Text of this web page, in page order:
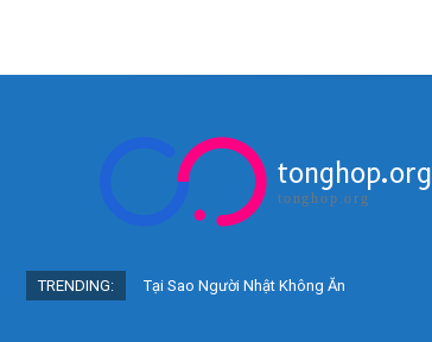
tonghop.org
tonghop.org
TRENDING:
Tại Sao Người Nhật Không Ăn